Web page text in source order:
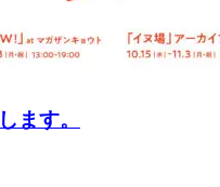
ます。